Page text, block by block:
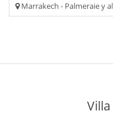
Marrakech - Palmeraie y